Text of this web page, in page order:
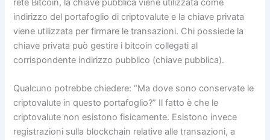
rete Bitcoin, la chiave pubblica viene utilizzata come
indirizzo del portafoglio di criptovalute e la chiave privata
viene utilizzata per firmare le transazioni. Chi possiede la
chiave privata può gestire i bitcoin collegati al
corrispondente indirizzo pubblico (chiave pubblica).
Qualcuno potrebbe chiedere: “Ma dove sono conservate le
criptovalute in questo portafoglio?” Il fatto è che le
criptovalute non esistono fisicamente. Esistono invece
registrazioni sulla blockchain relative alle transazioni, a